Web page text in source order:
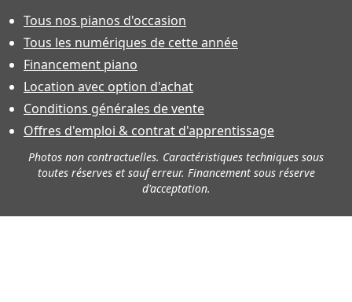
Tous nos pianos d'occasion
Tous les numériques de cette année
Financement piano
Location avec option d'achat
Conditions générales de vente
Offres d'emploi & contrat d'apprentissage
Photos non contractuelles. Caractéristiques techniques sous
toutes réserves et sauf erreur. Financement sous réserve
d'acceptation.